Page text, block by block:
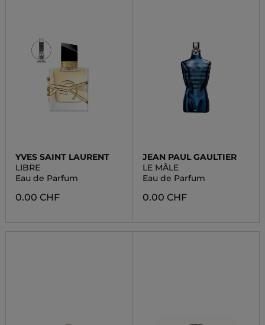
YVES SAINT LAURENT
LIBRE
Eau de Parfum
0.00 CHF
JEAN PAUL GAULTIER
LE MÂLE
Eau de Parfum
0.00 CHF